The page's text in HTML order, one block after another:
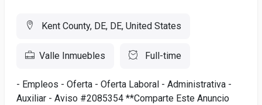
Kent County, DE, DE, United States
Valle Inmuebles Full-time
- Empleos - Oferta - Oferta Laboral - Administrativa -
Auxiliar - Aviso #2085354 **Comparte Este Anuncio